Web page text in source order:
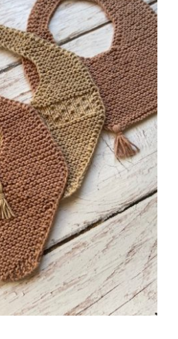
Blog
Contacto
Newsletter
Carrito
Mi cuenta